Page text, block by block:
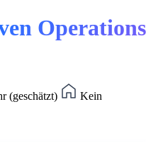
Operations
(geschätzt)
Kein